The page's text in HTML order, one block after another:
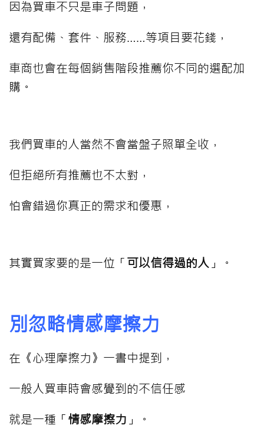
因為買車不只是車子問題，
還有配備、套件、服務……等項目要花錢，
車商也會在每個銷售階段推薦你不同的選配加
購。
我們買車的人當然不會當盤子照單全收，
但拒絕所有推薦也不太對，
怕會錯過你真正的需求和優惠，
其實買家要的是一位「可以信得過的人 」。
別忽略情感摩擦力
在《心理摩擦力》一書中提到，
一般人買車時會感覺到的不信任感
就是一種「情感摩擦力 」。